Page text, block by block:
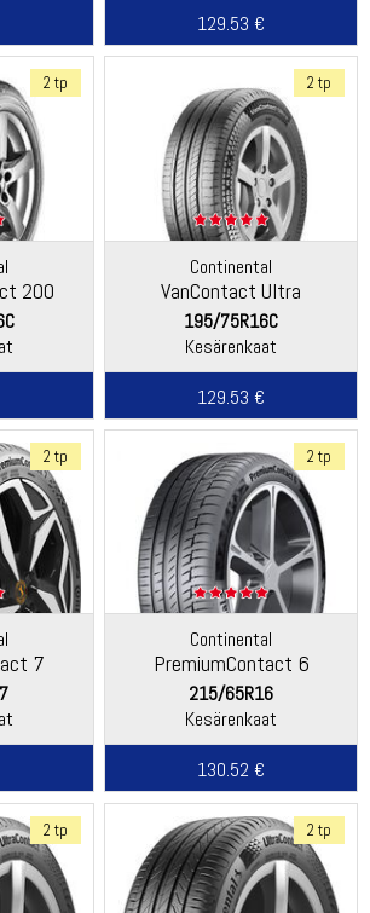
129.53 €
2 tp
200
2 tp
Continental
VanContact Ultra
195/75R16C
Kesärenkaat
129.53 €
2 tp
7
2 tp
Continental
PremiumContact 6
215/65R16
Kesärenkaat
130.52 €
2 tp 2 tp